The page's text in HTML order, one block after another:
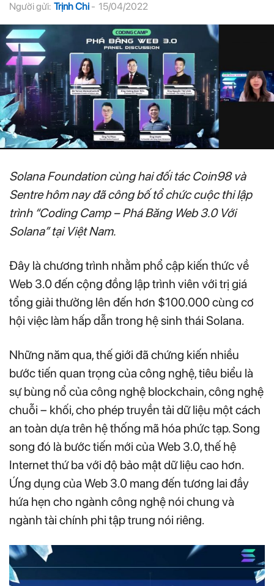
Người gửi: Trịnh Chi - 15/04/2022
Solana Foundation cùng hai đối tác Coin98 và
Sentre hôm nay đã công bố tổ chức cuộc thi lập
trình “Coding Camp – Phá Băng Web 3.0 Với
Solana” tại Việt Nam.
Đây là chương trình nhằm phổ cập kiến thức về
Web 3.0 đến cộng đồng lập trình viên với trị giá
tổng giải thưởng lên đến hơn $100.000 cùng cơ
hội việc làm hấp dẫn trong hệ sinh thái Solana.
Những năm qua, thế giới đã chứng kiến nhiều
bước tiến quan trọng của công nghệ, tiêu biểu là
sự bùng nổ của công nghệ blockchain, công nghệ
chuỗi – khối, cho phép truyền tải dữ liệu một cách
an toàn dựa trên hệ thống mã hóa phức tạp. Song
song đó là bước tiến mới của Web 3.0, thế hệ
Internet thứ ba với độ bảo mật dữ liệu cao hơn.
Ứng dụng của Web 3.0 mang đến tương lai đầy
hứa hẹn cho ngành công nghệ nói chung và
ngành tài chính phi tập trung nói riêng.